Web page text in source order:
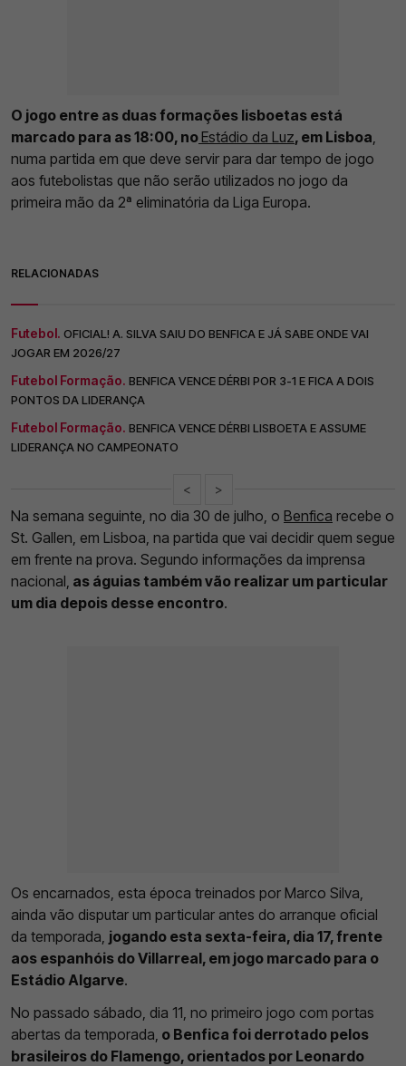
O jogo entre as duas formações lisboetas está
marcado para as 18:00, noEstádio da Luz, em Lisboa
numa partida em que deve servir para dar tempo de jogo
aos futebolistas que não serão utilizados no jogo da
primeira mão da 2ª eliminatória da Liga Europa.
RELACIONADAS
Futebol. OFICIAL! A. SILVA SAIU DO BENFICA E JÁ SABE ONDE VAI
JOGAR EM 2026/27
Futebol Formação. BENFICA VENCE DÉRBI POR 3-1 E FICA A DOIS
PONTOS DA LIDERANÇA
Futebol Formação. BENFICA VENCE DÉRBI LISBOETA E ASSUME
LIDERANÇA NO CAMPEONATO
< >
Na semana seguinte, no dia 30 de julho, o Benfica recebe o
St. Gallen, em Lisboa, na partida que vai decidir quem segue
em frente na prova. Segundo informações da imprensa
nacional, as águias também vão realizar um particular
um dia depois desse encontro.
Os encarnados, esta época treinados por Marco Silva,
ainda vão disputar um particular antes do arranque oficial
da temporada, jogando esta sexta-feira, dia 17, frente
aos espanhóis do Villarreal, em jogo marcado para o
Estádio Algarve.
No passado sábado, dia 11, no primeiro jogo com portas
abertas da temporada, o Benfica foi derrotado pelos
brasileiros do Flamengo, orientados por Leonardo